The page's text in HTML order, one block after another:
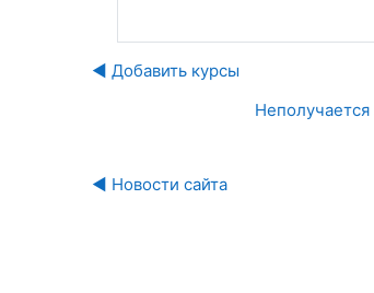
◀︎ Добавить курсы
◀︎ Новости сайта